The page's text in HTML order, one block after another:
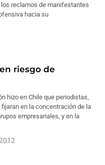
reclamos de manifestantes
hacia su
riesgo de
hizo en Chile que periodistas,
en la concentración de la
empresariales, y en la